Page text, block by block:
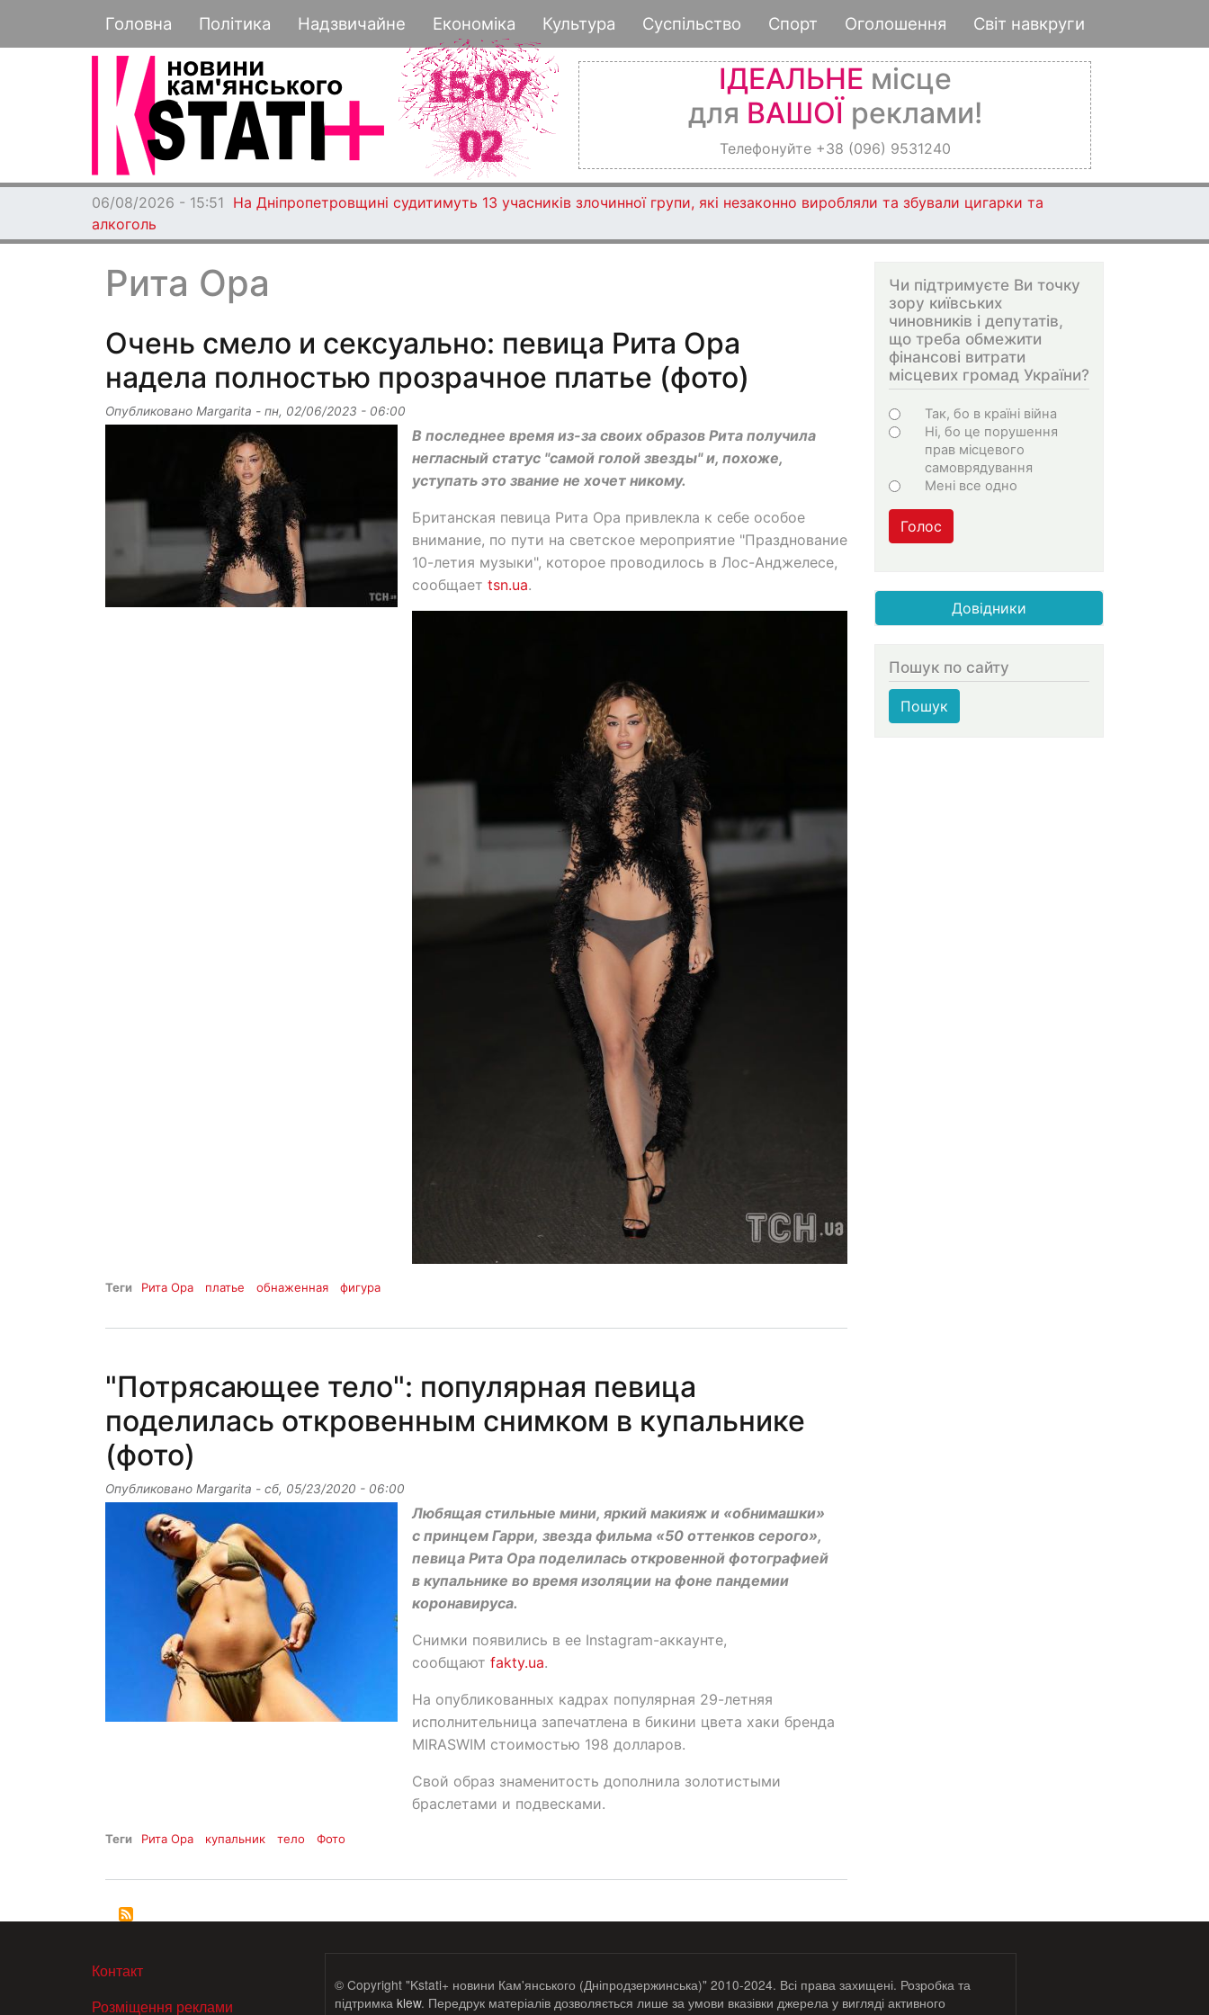
к
основному
Основная навигация
Головна Політика Надзвичайне Економіка Культура Суспільство Спорт Оголошення Світ навкруги
ІДЕАЛЬНЕ місце
для ВАШОЇ реклами!
Телефонуйте +38 (096) 9531240
06/08/2026 - 15:51 На Дніпропетровщині судитимуть 13 учасників злочинної групи, які незаконно виробляли та збували цигарки та
алкоголь
Рита Ора
Очень смело и сексуально: певица Рита Ора
надела полностью прозрачное платье (фото)
Опубликовано Margarita - пн, 02/06/2023 - 06:00
В последнее время из-за своих образов Рита получила
негласный статус "самой голой звезды" и, похоже,
уступать это звание не хочет никому.
Британская певица Рита Ора привлекла к себе особое
внимание, по пути на светское мероприятие "Празднование
10-летия музыки", которое проводилось в Лос-Анджелесе,
сообщает tsn.ua.
Теги Рита Ора платье обнаженная фигура
"Потрясающее тело": популярная певица
поделилась откровенным снимком в купальнике
(фото)
Опубликовано Margarita - сб, 05/23/2020 - 06:00
Любящая стильные мини, яркий макияж и «обнимашки»
с принцем Гарри, звезда фильма «50 оттенков серого»,
певица Рита Ора поделилась откровенной фотографией
в купальнике во время изоляции на фоне пандемии
коронавируса.
Снимки появились в ее Instagram-аккаунте,
сообщают fakty.ua.
На опубликованных кадрах популярная 29-летняя
исполнительница запечатлена в бикини цвета хаки бренда
MIRASWIM стоимостью 198 долларов.
Свой образ знаменитость дополнила золотистыми
браслетами и подвесками.
Теги Рита Ора купальник тело Фото
Чи підтримуєте Ви точку
зору київських
чиновників і депутатів,
що треба обмежити
фінансові витрати
місцевих громад України?
Choices
Так, бо в країні війна
Ні, бо це порушення
прав місцевого
самоврядування
Мені все одно
Голос
Довідники
Пошук по сайту
Пошук
МЕНЮ В ПОДВАЛЕ
Контакт
Розміщення реклами
© Copyright "Kstati+ новини Кам'янського (Дніпродзержинська)" 2010-2024. Всі права захищені. Розробка та
підтримка klew. Передрук матеріалів дозволяється лише за умови вказівки джерела у вигляді активного